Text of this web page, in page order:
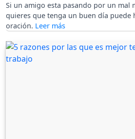
Si un amigo esta pasando por un mal
quieres que tenga un buen día puede
oración.